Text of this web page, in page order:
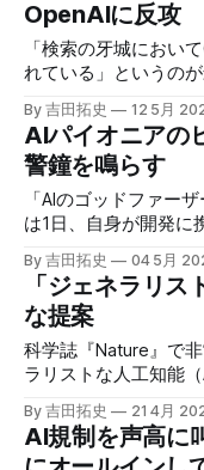
OpenAIに反攻
「検索の牙城におい
れている」というの
アンサーは、年次開
熾烈なAI戦争は新た
By 吉田拓史 12 5月
AIパイオニアの
警鐘を鳴らす
「AIのゴッドファー
は1日、自身が開発に
自由に発言するため
た。
By 吉田拓史 04 5月
「ジェネラリ
な提案
科学誌『Nature』で
ラリストな人工知能
による情報収集から
範に渡る応用を行うAI
構造予測以来、医学
By 吉田拓史 21 4月
AI規制を声高に